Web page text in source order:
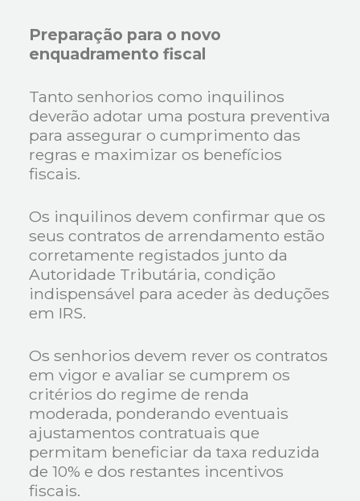
Preparação para o novo
enquadramento fiscal
Tanto senhorios como inquilinos
deverão adotar uma postura preventiva
para assegurar o cumprimento das
regras e maximizar os benefícios
fiscais.
Os inquilinos devem confirmar que os
seus contratos de arrendamento estão
corretamente registados junto da
Autoridade Tributária, condição
indispensável para aceder às deduções
em IRS.
Os senhorios devem rever os contratos
em vigor e avaliar se cumprem os
critérios do regime de renda
moderada, ponderando eventuais
ajustamentos contratuais que
permitam beneficiar da taxa reduzida
de 10% e dos restantes incentivos
fiscais.